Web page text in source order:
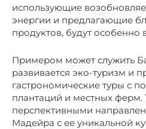
использующие
энергии и предлагающие
продуктов, будут особенно
Примером может служить
развивается эко-туризм и
гастрономические туры с
плантаций и местных ферм.
перспективными
Мадейра с ее уникальной